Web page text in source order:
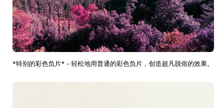
*特别的彩色负片*－轻松地用普通的彩色负片，创造超凡脱俗的效果。